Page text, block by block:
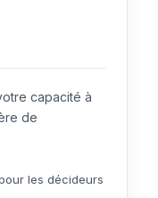
capacité à
de
les décideurs